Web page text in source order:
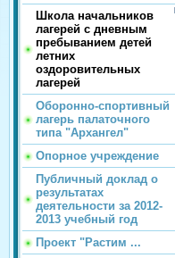
Школа начальников
лагерей с дневным
пребыванием детей
летних
оздоровительных
лагерей
Оборонно-спортивный
лагерь палаточного
типа "Архангел"
Опорное учреждение
Публичный доклад о
результатах
деятельности за 2012-
2013 учебный год
Проект "Растим ...